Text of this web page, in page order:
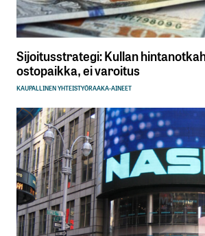
Sijoitusstrategi: Kullan
ostopaikka, ei varoitus
KAUPALLINEN YHTEISTYÖRAAKA-AINEET